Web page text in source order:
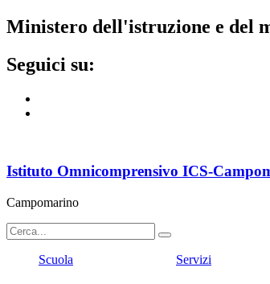
ministero dell'istruzione e del
seguici su:
Istituto Omnicomprensivo ICS-
Campomarino
Scuola Servizi